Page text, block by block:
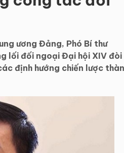
ương Đảng, Phó Bí thư
lối đối ngoại Đại hội XIV đòi
định hướng chiến lược